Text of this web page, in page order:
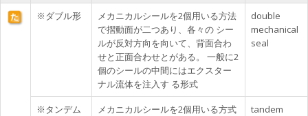
※ダブル形
メカニカルシールを2個用いる方法
で摺動面が二つあり、各々の シー
ルが反対方向を向いて、背面合わ
せと正面合わせとがある。 一般に2
個のシールの中間にはエクスター
ナル流体を注入す る形式
double
mechanical
seal
※タンデム
メカニカルシールを2個用いる方式
tandem